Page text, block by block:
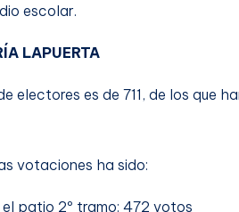
escolar.
LAPUERTA
electores es de 711, de los que
votaciones ha sido:
patio 2º tramo: 472 votos